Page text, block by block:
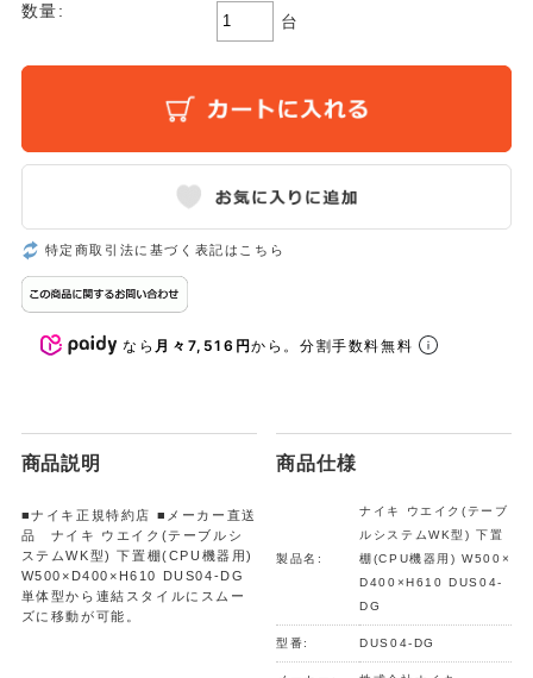
数量:
台
特定商取引法に基づく表記はこちら
なら 月々7,516円から。分割手数料無料
商品説明
■ナイキ正規特約店 ■メーカー直送
品 ナイキ ウエイク(テーブルシ
ステムWK型) 下置棚(CPU機器用)
W500×D400×H610 DUS04-DG
単体型から連結スタイルにスムー
ズに移動が可能。
商品仕様
製品名:
ナイキ ウエイク(テーブ
ルシステムWK型) 下置
棚(CPU機器用) W500×
D400×H610 DUS04-
DG
型番: DUS04-DG